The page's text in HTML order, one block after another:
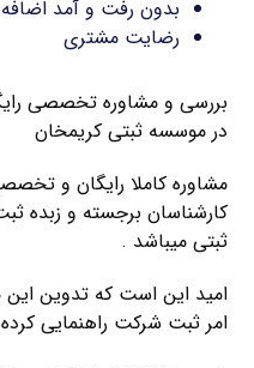
بدون رفت و آمد اضافه
رضایت مشتری
بررسی و مشاوره تخصصی
در موسسه ثبتی کریمخان
مشاوره کاملا رایگان و
کارشناسان برجسته و زبده
ثبتی میباشد .
امید این است که تدوین این
امر ثبت شرکت راهنمایی